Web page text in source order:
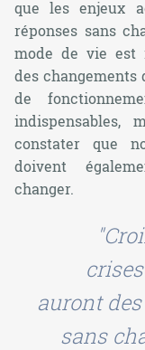
que les enjeux
réponses sans
mode de vie est
des changements
de
indispensables,
constater que
doivent
changer.
auront
sans